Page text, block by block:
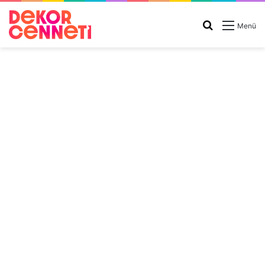
Menü
Arama